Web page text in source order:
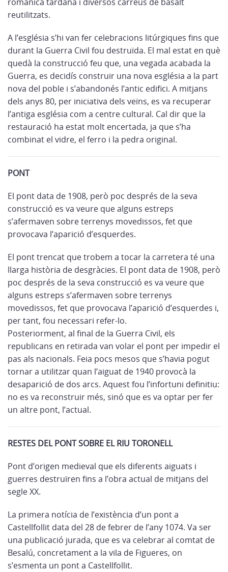
reutilitzats.
A l’església s’hi van fer celebracions litúrgiques fins que
durant la Guerra Civil fou destruïda. El mal estat en què
quedà la construcció feu que, una vegada acabada la
Guerra, es decidís construir una nova església a la part
nova del poble i s’abandonés l’antic edifici. A mitjans
dels anys 80, per iniciativa dels veïns, es va recuperar
l’antiga església com a centre cultural. Cal dir que la
restauració ha estat molt encertada, ja que s’ha
combinat el vidre, el ferro i la pedra original.
PONT
El pont data de 1908, però poc després de la seva
construcció es va veure que alguns estreps
s’afermaven sobre terrenys movedissos, fet que
provocava l’aparició d’esquerdes.
El pont trencat que trobem a tocar la carretera té una
llarga història de desgràcies. El pont data de 1908, però
poc després de la seva construcció es va veure que
alguns estreps s’afermaven sobre terrenys
movedissos, fet que provocava l’aparició d’esquerdes i,
per tant, fou necessari refer-lo.
Posteriorment, al final de la Guerra Civil, els
republicans en retirada van volar el pont per impedir el
pas als nacionals. Feia pocs mesos que s’havia pogut
tornar a utilitzar quan l’aiguat de 1940 provocà la
desaparició de dos arcs. Aquest fou l’infortuni definitiu:
no es va reconstruir més, sinó que es va optar per fer
un altre pont, l’actual.
RESTES DEL PONT SOBRE EL RIU TORONELL
Pont d’origen medieval que els diferents aiguats i
guerres destruïren fins a l’obra actual de mitjans del
segle XX.
La primera notícia de l’existència d’un pont a
Castellfollit data del 28 de febrer de l’any 1074. Va ser
una publicació jurada, que es va celebrar al comtat de
Besalú, concretament a la vila de Figueres, on
s’esmenta un pont a Castellfollit.